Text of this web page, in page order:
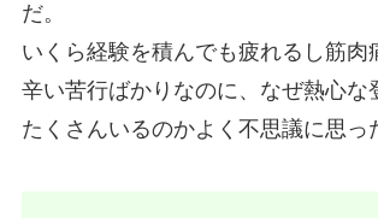
だ。
いくら経験を積んでも疲れるし筋肉
辛い苦行ばかりなのに、なぜ熱心な
たくさんいるのかよく不思議に思っ